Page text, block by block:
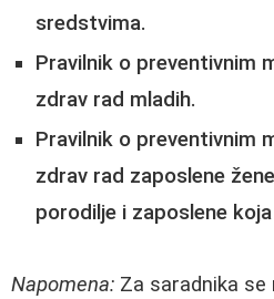
sredstvima.
Pravilnik o preventivnim
zdrav rad mladih.
Pravilnik o preventivnim
zdrav rad zaposlene
porodilje i zaposlene
Napomena: Za saradnika se